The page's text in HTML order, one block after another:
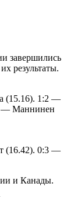
завершились
результаты.
(15.16). 1:2 —
— Маннинен
(16.42). 0:3 —
и Канады.